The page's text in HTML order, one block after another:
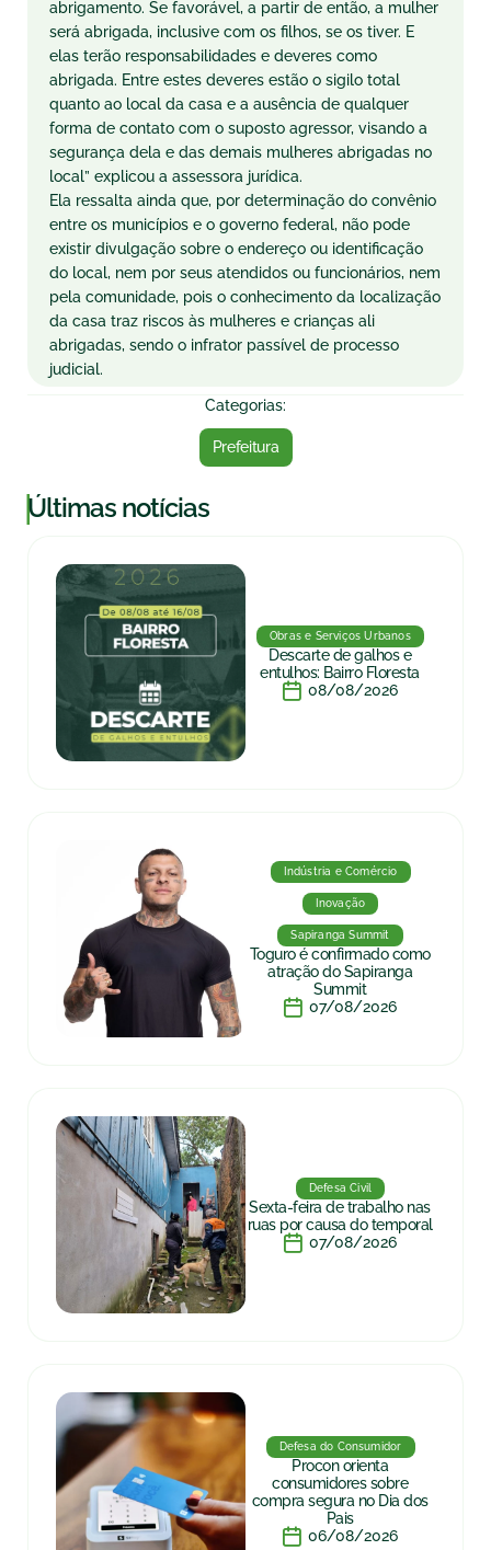
abrigamento. Se favorável, a partir de então, a mulher
será abrigada, inclusive com os filhos, se os tiver. E
elas terão responsabilidades e deveres como
abrigada. Entre estes deveres estão o sigilo total
quanto ao local da casa e a ausência de qualquer
forma de contato com o suposto agressor, visando a
segurança dela e das demais mulheres abrigadas no
local” explicou a assessora jurídica.
Ela ressalta ainda que, por determinação do convênio
entre os municípios e o governo federal, não pode
existir divulgação sobre o endereço ou identificação
do local, nem por seus atendidos ou funcionários, nem
pela comunidade, pois o conhecimento da localização
da casa traz riscos às mulheres e crianças ali
abrigadas, sendo o infrator passível de processo
judicial.
Categorias:
Prefeitura
|Últimas notícias
Obras e Serviços Urbanos
Descarte de galhos e
entulhos: Bairro Floresta
08/08/2026
Indústria e Comércio
Inovação
Sapiranga Summit
Toguro é confirmado como
atração do Sapiranga
Summit
07/08/2026
Defesa Civil
Sexta-feira de trabalho nas
ruas por causa do temporal
07/08/2026
Defesa do Consumidor
Procon orienta
consumidores sobre
compra segura no Dia dos
Pais
06/08/2026